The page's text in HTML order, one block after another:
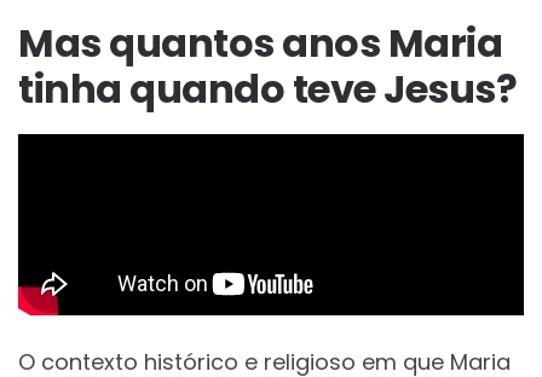
Mas quantos anos Maria
tinha quando teve Jesus?
O contexto histórico e religioso em que Maria